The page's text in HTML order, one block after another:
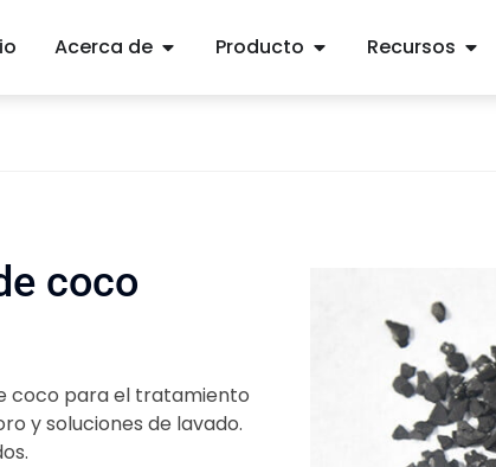
Acerca de Producto Recursos
coco
coco para el tratamiento
y soluciones de lavado.